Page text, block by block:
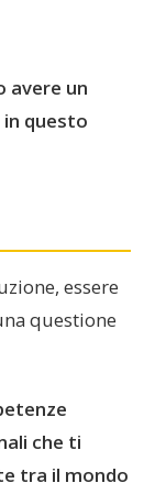
avere un
questo
essere
questione
che ti
tra il mondo